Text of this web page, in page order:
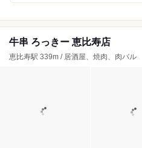
牛串 ろっきー 恵比寿店
恵比寿駅 339m / 居酒屋、焼肉、肉バル